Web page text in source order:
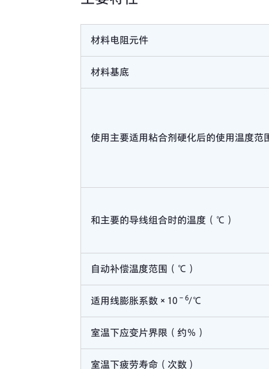
材料电阻元件
材料基底
使用主要适用粘合剂硬化后的使用温度
和主要的导线组合时的温度（℃）
自动补偿温度范围（℃）
适用线膨胀系数×10 －6/℃
室温下应变片界限（约％）
室温下疲劳寿命（次数）